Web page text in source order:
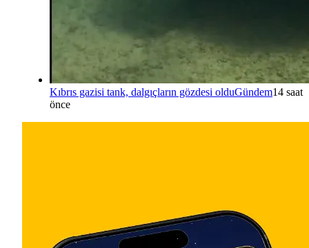
Kıbrıs gazisi tank, dalgıçların gözdesi olduGündem14 saat
önce